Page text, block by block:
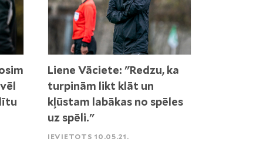
Liene Vāciete: "Redzu, ka
turpinām likt klāt un
kļūstam labākas no spēles
uz spēli."
IEVIETOTS 10.05.21.